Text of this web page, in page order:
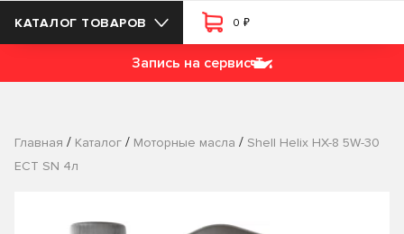
КАТАЛОГ ТОВАРОВ 0 ₽
Запись на сервис
Главная / Каталог / Моторные масла / Shell Helix HX-8 5W-30
ECT SN 4л